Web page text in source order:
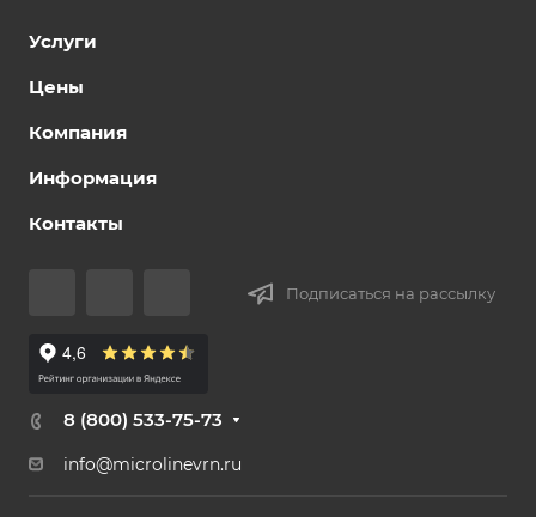
Услуги
Цены
Компания
Информация
Контакты
Подписаться на рассылку
8 (800) 533-75-73
info@microlinevrn.ru